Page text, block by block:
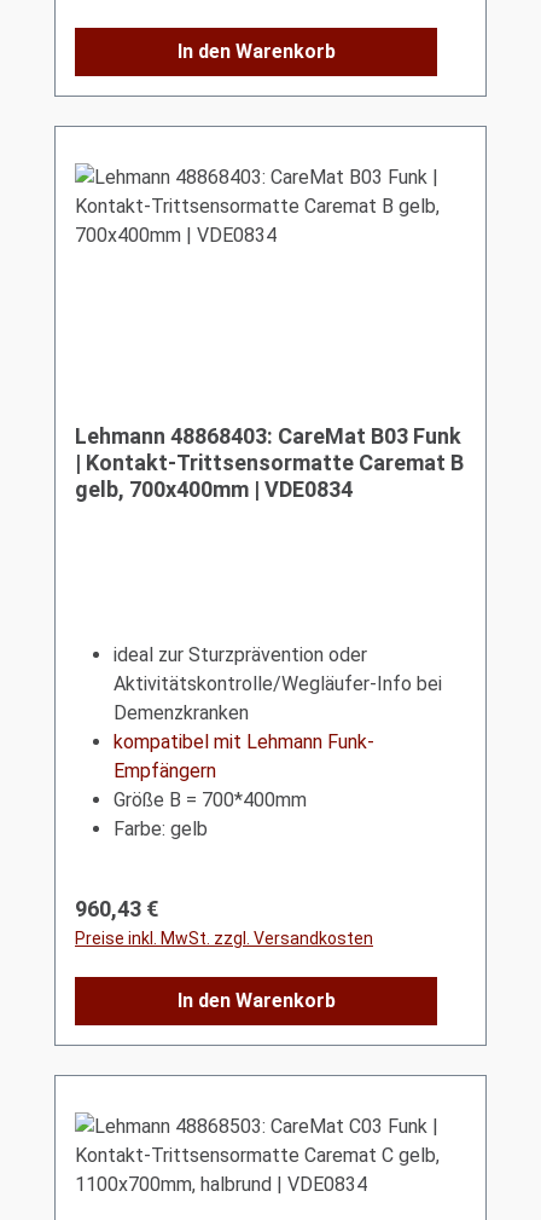
In den Warenkorb
Lehmann 48868403: CareMat B03 Funk
| Kontakt-Trittsensormatte Caremat B
gelb, 700x400mm | VDE0834
ideal zur Sturzprävention oder
Aktivitätskontrolle/Wegläufer-Info bei
Demenzkranken
kompatibel mit Lehmann Funk-
Empfängern
Größe B = 700*400mm
Farbe: gelb
Regulärer Preis:
960,43 €
Preise inkl. MwSt. zzgl. Versandkosten
In den Warenkorb